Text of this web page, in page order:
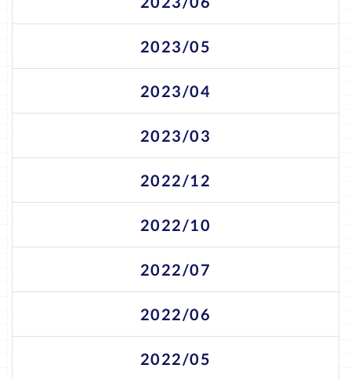
2023/05
2023/04
2023/03
2022/12
2022/10
2022/07
2022/06
2022/05